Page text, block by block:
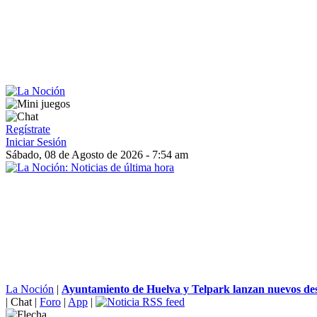
Regístrate
Iniciar Sesión
Sábado, 08 de Agosto de 2026 - 7:54 am
La Noción | Ayuntamiento de Huelva y Telpark lanzan nuevos
| Chat | Foro | App |